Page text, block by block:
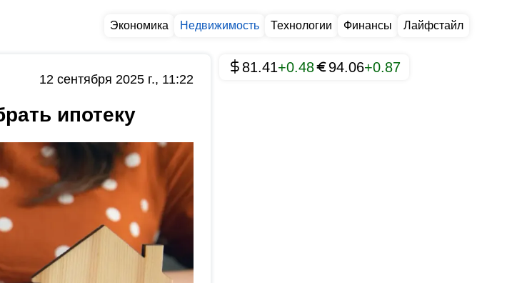
Экономика Недвижимость Технологии Финансы Лайфстайл
12 сентября 2025 г., 11:22
ипотеку
81.41+0.48 94.06+0.87